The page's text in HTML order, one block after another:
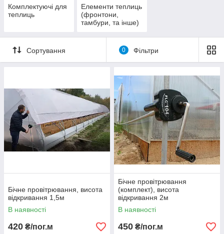
Комплектуючі для
теплиць
Елементи теплиць
(фронтони,
тамбури, та інше)
Сортування 0 Фільтри
Бічне провітрювання, висота
відкривання 1,5м
В наявності
420 ₴/пог.м
Бічне провітрювання
(комплект), висота
відкривання 2м
В наявності
450 ₴/пог.м